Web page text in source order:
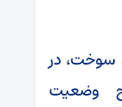
سوخت، در
وضعیت